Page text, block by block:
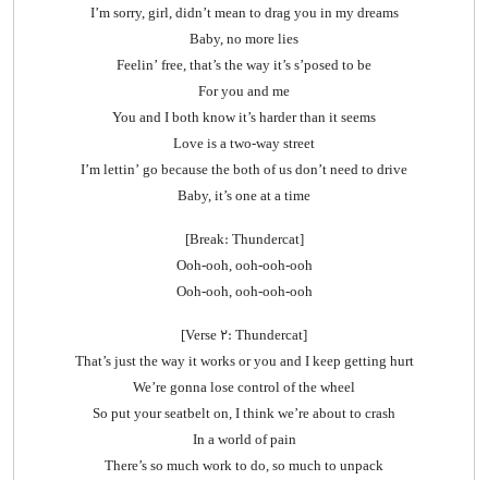
I’m sorry, girl, didn’t mean to drag you in my dreams
Baby, no more lies
Feelin’ free, that’s the way it’s s’posed to be
For you and me
You and I both know it’s harder than it seems
Love is a two-way street
I’m lettin’ go because the both of us don’t need to drive
Baby, it’s one at a time
[Break: Thundercat]
Ooh-ooh, ooh-ooh-ooh
Ooh-ooh, ooh-ooh-ooh
[Verse 2: Thundercat]
That’s just the way it works or you and I keep getting hurt
We’re gonna lose control of the wheel
So put your seatbelt on, I think we’re about to crash
In a world of pain
There’s so much work to do, so much to unpack